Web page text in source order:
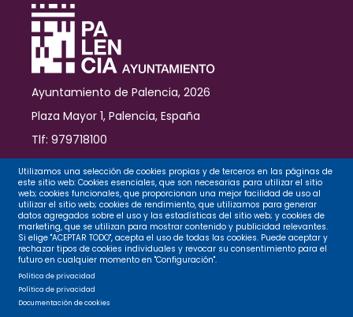
Paniagua
Ayuntamiento de Palencia, 2026
Plaza Mayor 1, Palencia, España
Tlf: 979718100
Contacto
Legal
Privacidad
Utilizamos una selección de cookies propias y de terceros en las páginas de
este sitio web: Cookies esenciales, que son necesarias para utilizar el sitio
web; cookies funcionales, que proporcionan una mejor facilidad de uso al
utilizar el sitio web; cookies de rendimiento, que utilizamos para generar
datos agregados sobre el uso y las estadísticas del sitio web; y cookies de
marketing, que se utilizan para mostrar contenido y publicidad relevantes.
Si elige "ACEPTAR TODO", acepta el uso de todas las cookies. Puede aceptar y
rechazar tipos de cookies individuales y revocar su consentimiento para el
futuro en cualquier momento en "Configuración".
Política de privacidad
Política de privacidad
Documentación de cookies